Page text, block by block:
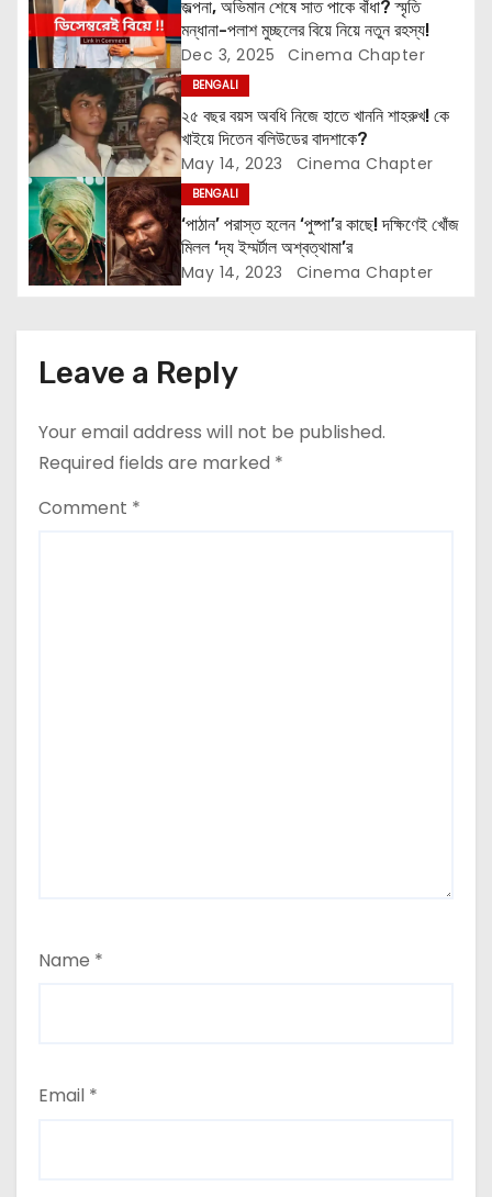
a
t
i
o
n
জল্পনা, অভিমান শেষে সাত পাকে বাঁধা? স্মৃতি
মন্ধানা-পলাশ মুচ্ছলের বিয়ে নিয়ে নতুন রহস্য!
Dec 3, 2025 Cinema Chapter
BENGALI
২৫ বছর বয়স অবধি নিজে হাতে খাননি শাহরুখ! কে
খাইয়ে দিতেন বলিউডের বাদশাকে?
May 14, 2023 Cinema Chapter
BENGALI
‘পাঠান’ পরাস্ত হলেন ‘পুষ্পা’র কাছে! দক্ষিণেই খোঁজ
মিলল ‘দ্য ইম্মর্টাল অশ্বত্থামা’র
May 14, 2023 Cinema Chapter
Leave a Reply
Your email address will not be published.
Required fields are marked *
Comment *
Name *
Email *